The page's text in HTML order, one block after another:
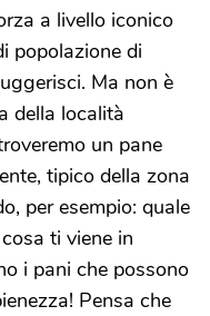
a livello iconico
popolazione di
Ma non è
della località
un pane
tipico della zona
per esempio: quale
ti viene in
i pani che possono
Pensa che